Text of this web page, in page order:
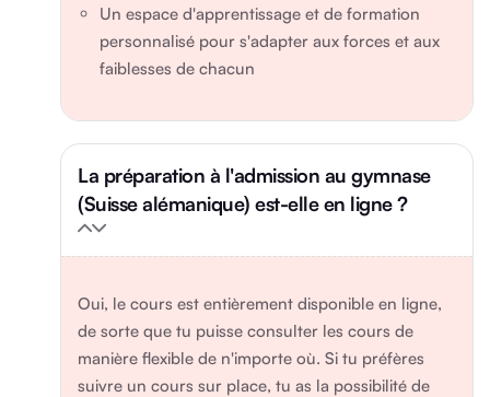
Un espace d'apprentissage et de formation
personnalisé pour s'adapter aux forces et aux
faiblesses de chacun
La préparation à l'admission au gymnase
(Suisse alémanique) est-elle en ligne ?
Oui, le cours est entièrement disponible en ligne,
de sorte que tu puisse consulter les cours de
manière flexible de n'importe où. Si tu préfères
suivre un cours sur place, tu as la possibilité de